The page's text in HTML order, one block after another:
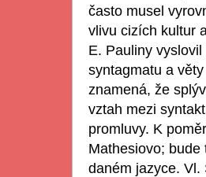
často musel
vlivu cizích kultur
E. Pauliny
syntagmatu a
znamená, že
vztah mezi
promluvy. K
Mathesiovo;
daném jazyce.